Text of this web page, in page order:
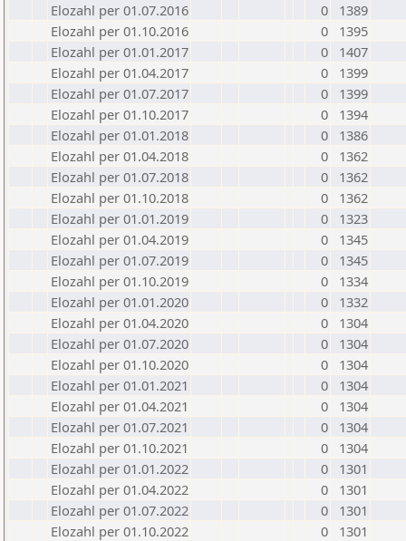
Elozahl per 01.07.2016
0
1389
Elozahl per 01.10.2016
0
1395
Elozahl per 01.01.2017
0
1407
Elozahl per 01.04.2017
0
1399
Elozahl per 01.07.2017
0
1399
Elozahl per 01.10.2017
0
1394
Elozahl per 01.01.2018
0
1386
Elozahl per 01.04.2018
0
1362
Elozahl per 01.07.2018
0
1362
Elozahl per 01.10.2018
0
1362
Elozahl per 01.01.2019
0
1323
Elozahl per 01.04.2019
0
1345
Elozahl per 01.07.2019
0
1345
Elozahl per 01.10.2019
0
1334
Elozahl per 01.01.2020
0
1332
Elozahl per 01.04.2020
0
1304
Elozahl per 01.07.2020
0
1304
Elozahl per 01.10.2020
0
1304
Elozahl per 01.01.2021
0
1304
Elozahl per 01.04.2021
0
1304
Elozahl per 01.07.2021
0
1304
Elozahl per 01.10.2021
0
1304
Elozahl per 01.01.2022
0
1301
Elozahl per 01.04.2022
0
1301
Elozahl per 01.07.2022
0
1301
Elozahl per 01.10.2022
0
1301